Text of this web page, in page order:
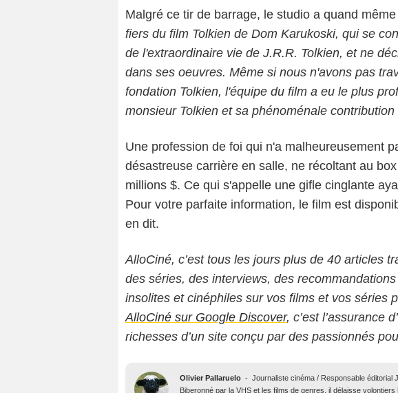
Malgré ce tir de barrage, le studio a quand
fiers du film Tolkien de Dom Karukoski, qui se
de l'extraordinaire vie de J.R.R. Tolkien, et ne
dans ses oeuvres. Même si nous n'avons pas
fondation Tolkien, l'équipe du film a eu le plus
monsieur Tolkien et sa phénoménale
Une profession de foi qui n'a malheureusement
désastreuse carrière en salle, ne récoltant au
millions $. Ce qui s'appelle une gifle cinglante
Pour votre parfaite information, le film est
en dit.
AlloCiné, c’est tous les jours plus de 40 articles
des séries, des interviews, des
insolites et cinéphiles sur vos films et vos séries
AlloCiné sur Google Discover, c’est l’assurance
richesses d’un site conçu par des passionnés
Olivier Pallaruelo - Journaliste cinéma / Responsable éditorial
Biberonné par la VHS et les films de genres, il délaisse